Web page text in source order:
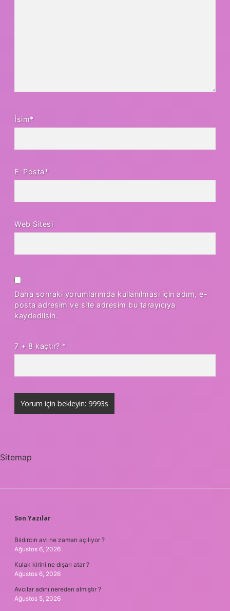
İsim*
E-Posta*
Web Sitesi
Daha sonraki yorumlarımda kullanılması için adım, e-
posta adresim ve site adresim bu tarayıcıya
kaydedilsin.
7 + 8 kaçtır? *
Sitemap
SIDEBAR
Son Yazılar
Bıldırcın avı ne zaman açılıyor ?
Ağustos 6, 2026
Kulak kirini ne dışarı atar ?
Ağustos 6, 2026
Avcılar adını nereden almıştır ?
Ağustos 5, 2026